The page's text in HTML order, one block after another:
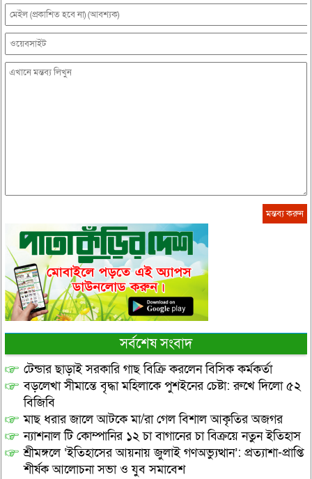
সর্বশেষ সংবাদ
টেন্ডার ছাড়াই সরকারি গাছ বিক্রি করলেন বিসিক কর্মকর্তা
বড়লেখা সীমান্তে বৃদ্ধা মহিলাকে পুশইনের চেষ্টা: রুখে দিলো ৫২
বিজিবি
মাছ ধরার জালে আটকে মা/রা গেল বিশাল আকৃতির অজগর
ন্যাশনাল টি কোম্পানির ১২ চা বাগানের চা বিক্রয়ে নতুন ইতিহাস
শ্রীমঙ্গলে ‘ইতিহাসের আয়নায় জুলাই গণঅভ্যুত্থান’: প্রত্যাশা-প্রাপ্তি
শীর্ষক আলোচনা সভা ও যুব সমাবেশ